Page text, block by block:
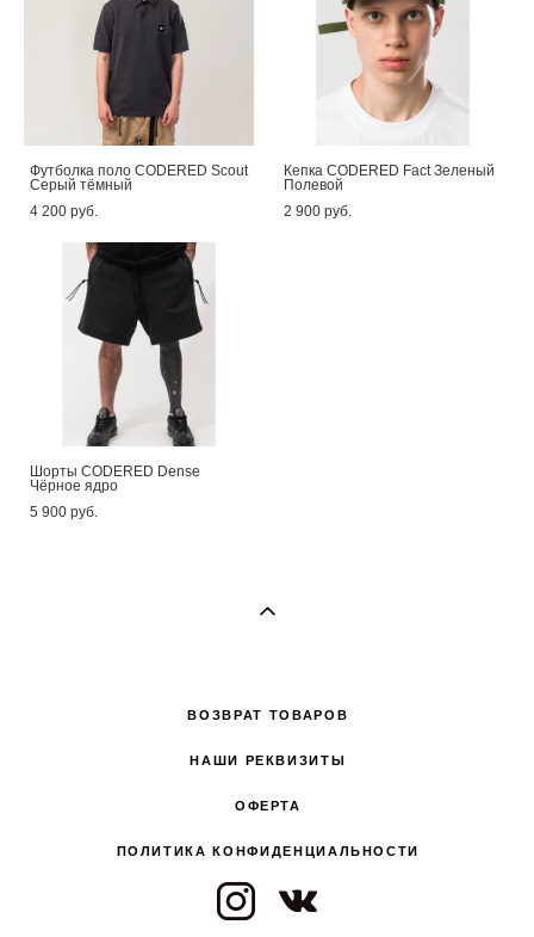
Футболка поло CODERED Scout
Серый тёмный
4 200 pуб.
Кепка CODERED Fact Зеленый
Полевой
2 900 pуб.
Шорты CODERED Dense
Чёрное ядро
5 900 pуб.
ВОЗВРАТ ТОВАРОВ
НАШИ РЕКВИЗИТЫ
ОФЕРТА
ПОЛИТИКА КОНФИДЕНЦИАЛЬНОСТИ